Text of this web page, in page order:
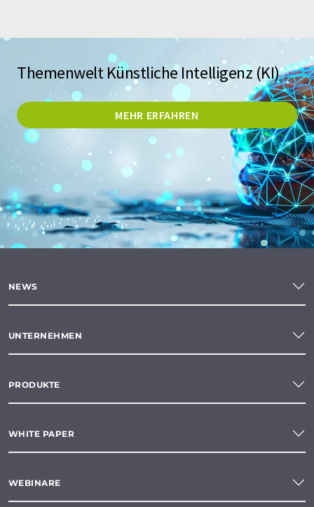
Themenwelt Künstliche Intelligenz (KI)
MEHR ERFAHREN
NEWS
UNTERNEHMEN
PRODUKTE
WHITE PAPER
WEBINARE